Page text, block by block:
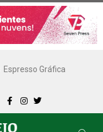
Espresso Gráfica